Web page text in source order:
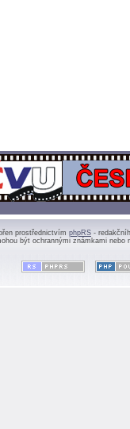
prostřednictvím phpRS -
být ochrannými známkami